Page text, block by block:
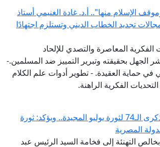
الإسلام منها".. أ.د. غادة الغنيمي أستاذ
تجديد الخطاب الديني وتستلزم اجتهادًا
المعاصرة والتصدي للإلحاد
الجهل بحقيقته وتبرير التمييز ضد المسلمين.-
في حماية العقيدة. - تطوير أدوات علم الكلام
الفكرية الراهنة.
مفتي الجمهورية يهنئ الرئيس السيسي والشعب المصري بالذكرى الـ74 لثورة يوليو المجيدة.. ويؤكد: ثورة
المصرية
التهنئة إلى فخامة السيد الرئيس عبد